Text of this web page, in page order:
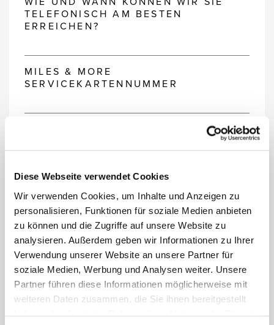
Diese Webseite verwendet Cookies
Wir verwenden Cookies, um Inhalte und Anzeigen zu
personalisieren, Funktionen für soziale Medien anbieten
zu können und die Zugriffe auf unsere Website zu
analysieren. Außerdem geben wir Informationen zu Ihrer
Verwendung unserer Website an unsere Partner für
soziale Medien, Werbung und Analysen weiter. Unsere
Partner führen diese Informationen möglicherweise mit
weiteren Daten zusammen, die Sie ihnen bereitgestellt
TELEFONISCH AM BESTEN
ERREICHEN?
MILES & MORE
SERVICEKARTENNUMMER
REISEZEITRAUM
ANZAHL ERWACHSENE